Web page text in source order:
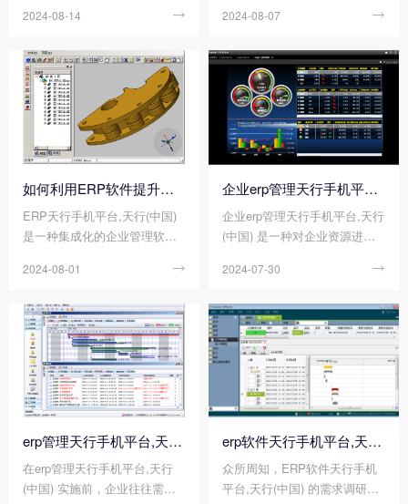
哪些误区吗?
库存、生产等核心部门，可以
资源的全面管理和优化。这种
集成不仅打破了部门间的信息
壁垒，还促进了数据的实时共
享和协同作业，从而提高了企
业的运营效率和管理水平。
2024-08-14 
为企业数字化转型的重要工
程的数字化转型，提升信息化
水平。这种数字化转型不仅提
升了企业的运营效率和管理水
平，还为企业未来的发展奠定
了坚实的基础。
2024-08-07 
如何利用ERP软件提升企业的运营管理能力?
ERP天行手机平台,天行(中国)
是一种集成化的企业管理软
资源，包括人力、物力、财
自动化、标准化和集成化，从
而全面提升企业的运营管理能
力。那么您知道如何利用ERP
软件提升企业的运营管理能力
吗?
2024-08-01 
企业erp管理天行手机平台,天行(中国) 包含功能有哪些?
企业erp管理天行手机平台,天行
(中国) 是一种对企业资源进行
机平台,天行(中国) ，它可以通
国) 对信息进行充分整理、有效
传递，使企业的资源在购、
存、产、销、人、财、物等各
个方面能够得到合理地配置与
利用，从而实现企业经营效率
的提高。因此，企业erp管理天
行手机平台,天行(中国) 包含的
业erp管理天行手机平台,天行
(中国) 包含功能有哪些吗?
2024-07-30 
erp管理天行手机平台,天行(中国) 实施前，要做好哪些准备工作?
在erp管理天行手机平台,天行
(中国) 实施前，企业往往需要
erp软件天行手机平台,天行(中国) 的需求调研应该怎么做?
众所周知，ERP软件天行手机
平台,天行(中国) 的需求调研是